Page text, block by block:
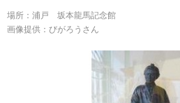
場所：浦戸 坂本龍馬記念館
画像提供：びがろうさん